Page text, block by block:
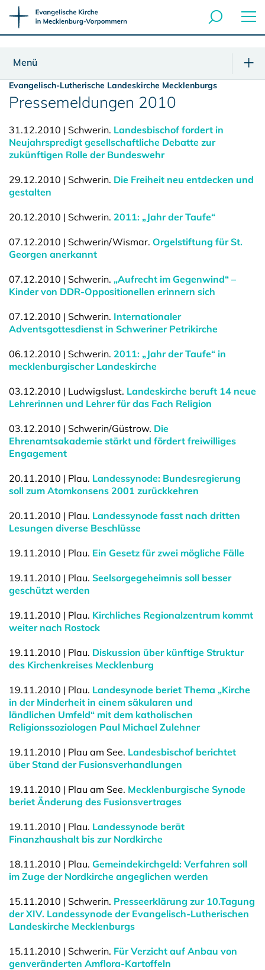
Menü
Evangelisch-Lutherische Landeskirche Mecklenburgs
Pressemeldungen 2010
31.12.2010 | Schwerin. Landesbischof fordert in
Neujahrspredigt gesellschaftliche Debatte zur
zukünftigen Rolle der Bundeswehr
29.12.2010 | Schwerin. Die Freiheit neu entdecken und
gestalten
20.12.2010 | Schwerin. 2011: „Jahr der Taufe“
07.12.2010 | Schwerin/Wismar. Orgelstiftung für St.
Georgen anerkannt
07.12.2010 | Schwerin. „Aufrecht im Gegenwind“ –
Kinder von DDR-Oppositionellen erinnern sich
07.12.2010 | Schwerin. Internationaler
Adventsgottesdienst in Schweriner Petrikirche
06.12.2010 | Schwerin. 2011: „Jahr der Taufe“ in
mecklenburgischer Landeskirche
03.12.2010 | Ludwigslust. Landeskirche beruft 14 neue
Lehrerinnen und Lehrer für das Fach Religion
03.12.2010 | Schwerin/Güstrow. Die
Ehrenamtsakademie stärkt und fördert freiwilliges
Engagement
20.11.2010 | Plau. Landessynode: Bundesregierung
soll zum Atomkonsens 2001 zurückkehren
20.11.2010 | Plau. Landessynode fasst nach dritten
Lesungen diverse Beschlüsse
19.11.2010 | Plau. Ein Gesetz für zwei mögliche Fälle
19.11.2010 | Plau. Seelsorgegeheimnis soll besser
geschützt werden
19.11.2010 | Plau. Kirchliches Regionalzentrum kommt
weiter nach Rostock
19.11.2010 | Plau. Diskussion über künftige Struktur
des Kirchenkreises Mecklenburg
19.11.2010 | Plau. Landesynode beriet Thema „Kirche
in der Minderheit in einem säkularen und
ländlichen Umfeld“ mit dem katholischen
Religionssoziologen Paul Michael Zulehner
19.11.2010 | Plau am See. Landesbischof berichtet
über Stand der Fusionsverhandlungen
19.11.2010 | Plau am See. Mecklenburgische Synode
beriet Änderung des Fusionsvertrages
19.11.2010 | Plau. Landessynode berät
Finanzhaushalt bis zur Nordkirche
18.11.2010 | Plau. Gemeindekirchgeld: Verfahren soll
im Zuge der Nordkirche angeglichen werden
15.11.2010 | Schwerin. Presseerklärung zur 10.Tagung
der XIV. Landessynode der Evangelisch-Lutherischen
Landeskirche Mecklenburgs
15.11.2010 | Schwerin. Für Verzicht auf Anbau von
genveränderten Amflora-Kartoffeln